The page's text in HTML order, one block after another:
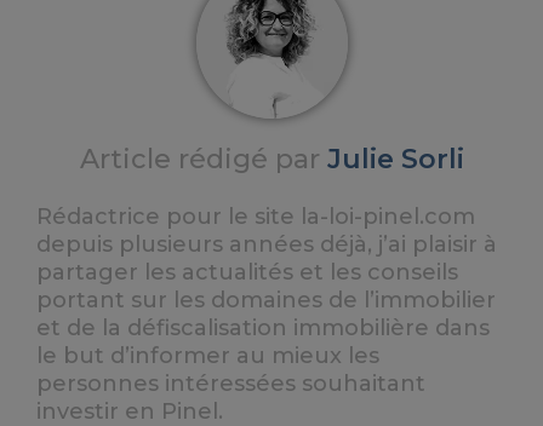
Article rédigé par Julie Sorli
Rédactrice pour le site la-loi-pinel.com
depuis plusieurs années déjà, j’ai plaisir à
partager les actualités et les conseils
portant sur les domaines de l’immobilier
et de la défiscalisation immobilière dans
le but d’informer au mieux les
personnes intéressées souhaitant
investir en Pinel.